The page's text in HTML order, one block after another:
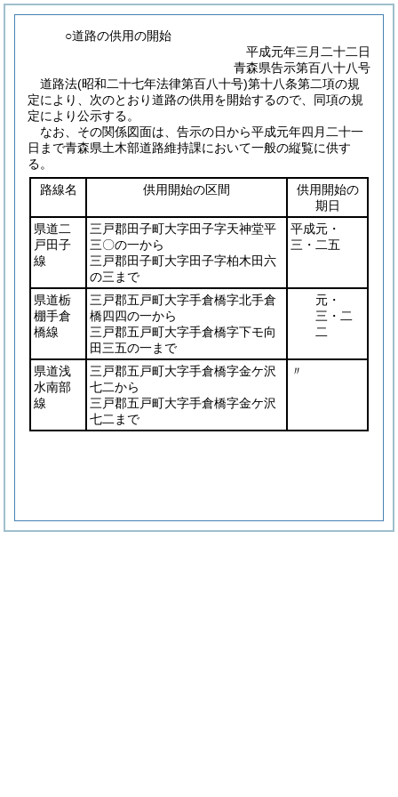
○道路の供用の開始
平成元年三月二十二日
青森県告示第百八十八号
道路法(昭和二十七年法律第百八十号)第十八条第二項の規
定により、次のとおり道路の供用を開始するので、同項の規
定により公示する。
なお、その関係図面は、告示の日から平成元年四月二十一
日まで青森県土木部道路維持課において一般の縦覧に供す
る。
路線名
供用開始の区間
供用開始の
期日
県道二
戸田子
線
三戸郡田子町大字田子字天神堂平
三〇の一から
三戸郡田子町大字田子字柏木田六
の三まで
平成元・
三・二五
県道栃
棚手倉
橋線
三戸郡五戸町大字手倉橋字北手倉
橋四四の一から
三戸郡五戸町大字手倉橋字下モ向
田三五の一まで
元・
三・二
二
県道浅
水南部
線
三戸郡五戸町大字手倉橋字金ケ沢
七二から
三戸郡五戸町大字手倉橋字金ケ沢
七二まで
〃